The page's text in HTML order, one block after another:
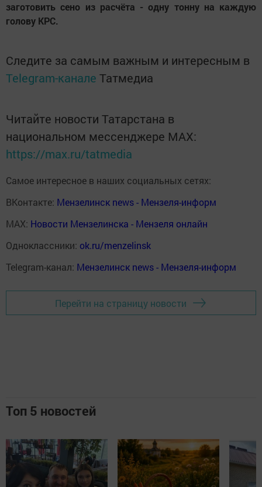
заготовить сено из расчёта - одну тонну на каждую
голову КРС.
Следите за самым важным и интересным в
Telegram-канале Татмедиа
Читайте новости Татарстана в
национальном мессенджере MАХ:
https://max.ru/tatmedia
Самое интересное в наших социальных сетях:
ВКонтакте: Мензелинск news - Мензеля-информ
MAX: Новости Мензелинска - Мензеля онлайн
Одноклассники: ok.ru/menzelinsk
Telegram-канал: Мензелинск news - Мензеля-информ
Перейти на страницу новости
Топ 5 новостей